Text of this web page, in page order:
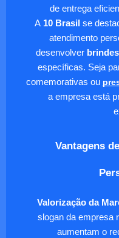
de entrega
A10 Brasil se
atendimento
desenvolver brindes
específicas. Seja
comemorativas ou
a empresa está
Vantagens
Valorização da
slogan da empresa
aumentam o